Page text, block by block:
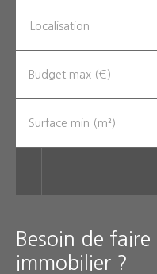
Localisation
Budget max (€)
Surface min (m²)
Besoin de
immobilier ?